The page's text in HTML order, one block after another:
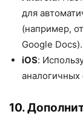
для
(например,
Google Docs).
iOS:
аналогичных
10.